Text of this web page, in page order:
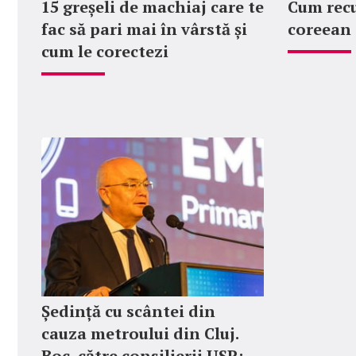
15 greșeli de machiaj care te
fac să pari mai în vârstă și
cum le corectezi
Cum
coreean
Ședință cu scântei din
cauza metroului din Cluj.